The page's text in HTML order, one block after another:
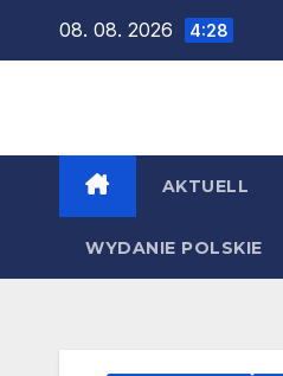
08. 08. 2026 4:28
AKTUELL
WYDANIE POLSKIE